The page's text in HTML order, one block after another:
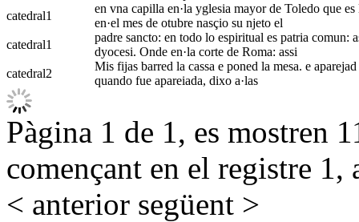
catedral1
en vna capilla en·la yglesia mayor de Toledo que
en·el mes de otubre nasçio su njeto el
catedral1
padre sancto: en todo lo espiritual es patria comun:
dyocesi. Onde en·la corte de Roma: assi
catedral2
Mis fijas barred la cassa e poned la mesa. e
quando fue apareiada, dixo a·las
Pàgina 1 de 1, es mostren
començant en el registre 1,
< anterior següent >